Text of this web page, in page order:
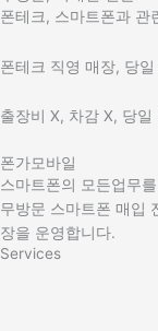
폰테크, 스마트폰과 관
폰테크 직영 매장, 당
출장비 X, 차감 X, 당
폰가모바일
스마트폰의 모든업무
무방문 스마트폰 매입
장을 운영합니다.
Services